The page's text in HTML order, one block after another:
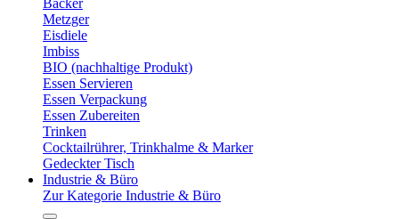
Bäcker
Metzger
Eisdiele
Imbiss
BIO (nachhaltige Produkt)
Essen Servieren
Essen Verpackung
Essen Zubereiten
Trinken
Cocktailrührer, Trinkhalme & Marker
Gedeckter Tisch
Industrie & Büro
Zur Kategorie Industrie & Büro